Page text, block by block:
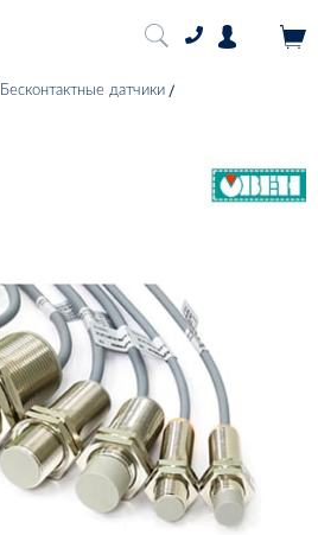
Бесконтактные датчики